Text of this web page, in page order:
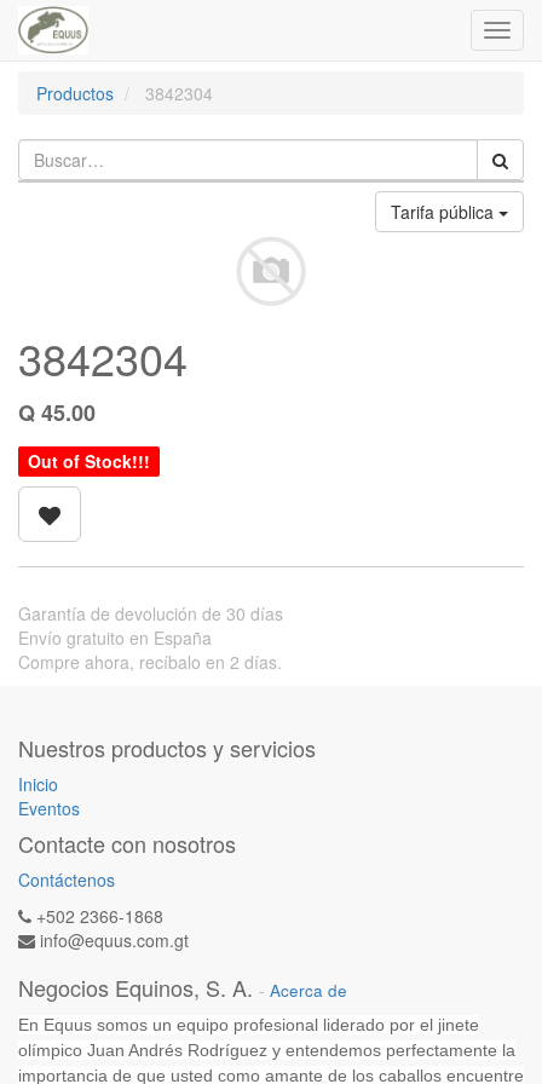
Productos
3842304
Tarifa pública
3842304
Q45.00
Out of Stock!!!
Garantía de devolución de 30 días
Envío gratuito en España
Compre ahora, recíbalo en 2 días.
Nuestros productos y servicios
Inicio
Eventos
Contacte con nosotros
Contáctenos
+502 2366-1868
info@equus.com.gt
Negocios Equinos, S. A. - Acerca de
En Equus somos un equipo profesional liderado por el jinete
olímpico Juan Andrés Rodríguez y entendemos perfectamente la
importancia de que usted como amante de los caballos encuentre